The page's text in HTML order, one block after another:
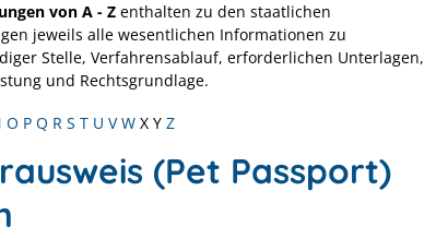
von A - Z enthalten zu den staatlichen
jeweils alle wesentlichen Informationen zu
Stelle, Verfahrensablauf, erforderlichen Unterlagen,
und Rechtsgrundlage.
O P Q R S T U V W X Y Z
(Pet Passport)